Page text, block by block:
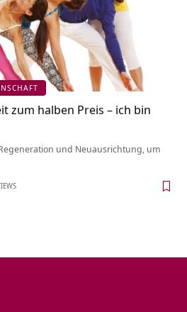
zum halben Preis – ich bin
und Neuausrichtung, um